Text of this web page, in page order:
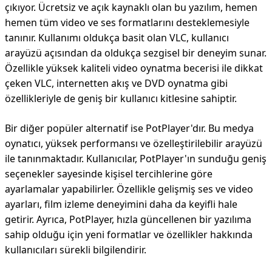
çıkıyor. Ücretsiz ve açık kaynaklı olan bu yazılım, hemen
hemen tüm video ve ses formatlarını desteklemesiyle
tanınır. Kullanımı oldukça basit olan VLC, kullanıcı
arayüzü açısından da oldukça sezgisel bir deneyim sunar.
Özellikle yüksek kaliteli video oynatma becerisi ile dikkat
çeken VLC, internetten akış ve DVD oynatma gibi
özellikleriyle de geniş bir kullanıcı kitlesine sahiptir.
Bir diğer popüler alternatif ise PotPlayer'dır. Bu medya
oynatıcı, yüksek performansı ve özelleştirilebilir arayüzü
ile tanınmaktadır. Kullanıcılar, PotPlayer'ın sunduğu geniş
seçenekler sayesinde kişisel tercihlerine göre
ayarlamalar yapabilirler. Özellikle gelişmiş ses ve video
ayarları, film izleme deneyimini daha da keyifli hale
getirir. Ayrıca, PotPlayer, hızla güncellenen bir yazılıma
sahip olduğu için yeni formatlar ve özellikler hakkında
kullanıcıları sürekli bilgilendirir.